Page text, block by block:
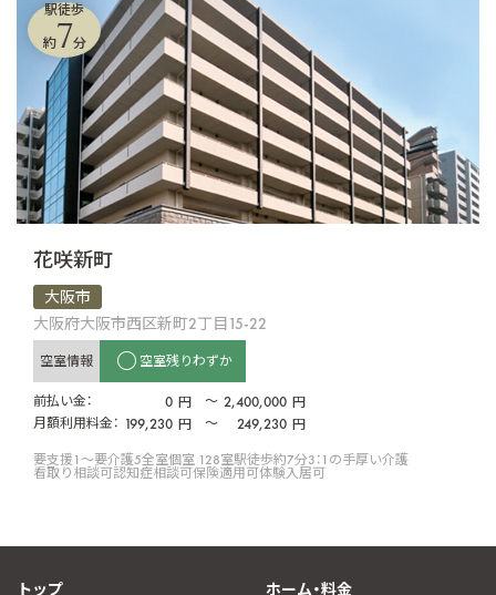
駅徒歩
約7分
花咲新町
大阪市
大阪府大阪市西区新町2丁目15-22
空室情報 空室残りわずか
前払い金： 0 円 〜 2,400,000 円
月額利用料金： 199,230 円 〜 249,230 円
要支援1〜要介護5全室個室 128室駅徒歩約7分3：1の手厚い介護
看取り相談可認知症相談可保険適用可体験入居可
トップ ホーム・料金